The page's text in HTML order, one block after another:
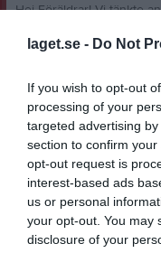
laget.se - Do Not
If you wish to opt-out
processing of your
targeted advertising
section to confirm
opt-out request is
interest-based ads
us or personal
your opt-out. You may
disclosure of your
U15 22 sep 2025
Kläder och sponsring
U15 19 aug 2025